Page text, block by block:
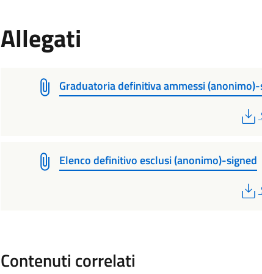
Allegati
Graduatoria definitiva ammessi
Elenco definitivo esclusi (anonimo)-signed
Contenuti correlati